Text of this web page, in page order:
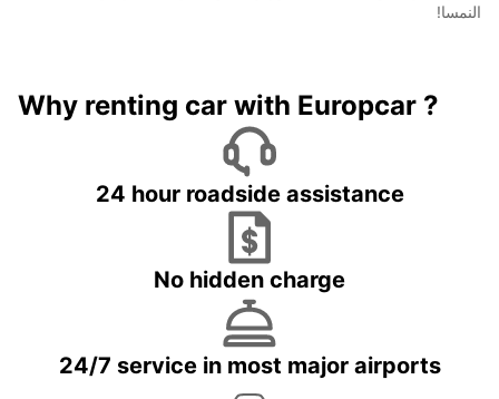
النمسا!
Why renting car with Europcar ?
24 hour roadside assistance
No hidden charge
24/7 service in most major airports